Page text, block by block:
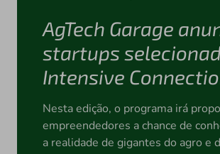
AgTech Garage
startups
Intensive
Nesta edição, o programa irá
empreendedores a chance de
a realidade de gigantes do agro e